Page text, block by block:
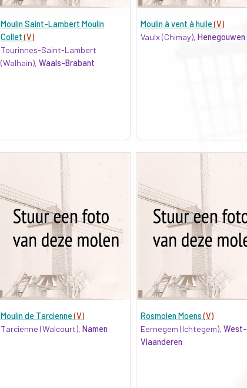
Moulin Saint-Lambert Moulin
Collet(V)
Tourinnes-Saint-Lambert
(Walhain), Waals-Brabant
Moulin à vent à huile(V)
Vaulx (Chimay), Henegouwen
Moulin de Tarcienne(V)
Tarcienne (Walcourt), Namen
Rosmolen Moens(V)
Eernegem (Ichtegem), West-
Vlaanderen